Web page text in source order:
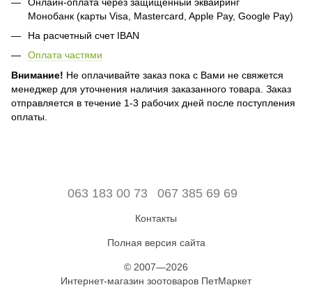
Монобанк (карты Visa, Mastercard, Apple Pay, Google Pay)
На расчетный счет IBAN
Оплата частями
Внимание! Не оплачивайте заказ пока с Вами не свяжется
менеджер для уточнения наличия заказанного товара. Заказ
отправляется в течение 1-3 рабочих дней после поступления
оплаты.
063 183 00 73 067 385 69 69
Контакты
Полная версия сайта
© 2007—2026
Интернет-магазин зоотоваров ПетМаркет